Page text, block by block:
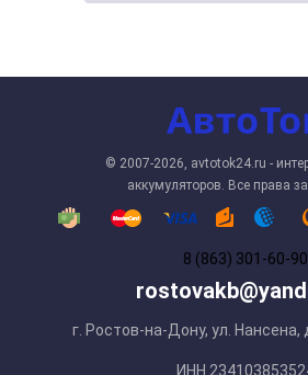
8 (863) 301-60-90
г. Ростов-на-Дону, ул. Нансена,
ИНН
© 2007-2026, avtotok24.ru -
аккумуляторов. Все права